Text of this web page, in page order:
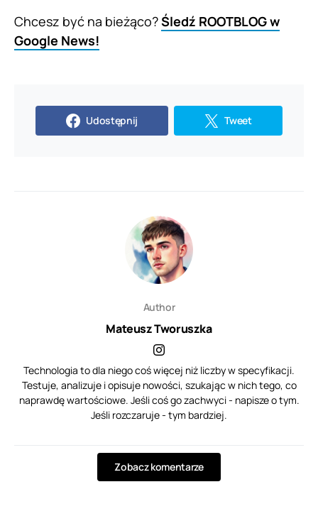
Chcesz być na bieżąco?Śledź ROOTBLOG w
Google News!
Udostępnij Tweet
Author
Mateusz Tworuszka
Technologia to dla niego coś więcej niż liczby w specyfikacji.
Testuje, analizuje i opisuje nowości, szukając w nich tego, co
naprawdę wartościowe. Jeśli coś go zachwyci - napisze o tym.
Jeśli rozczaruje - tym bardziej.
Zobacz komentarze